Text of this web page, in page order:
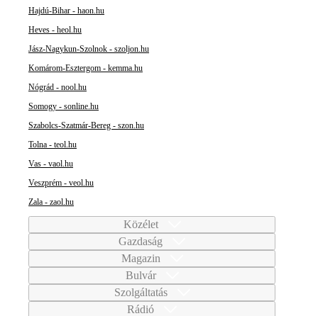
Hajdú-Bihar - haon.hu
Heves - heol.hu
Jász-Nagykun-Szolnok - szoljon.hu
Komárom-Esztergom - kemma.hu
Nógrád - nool.hu
Somogy - sonline.hu
Szabolcs-Szatmár-Bereg - szon.hu
Tolna - teol.hu
Vas - vaol.hu
Veszprém - veol.hu
Zala - zaol.hu
Közélet
Gazdaság
Magazin
Bulvár
Szolgáltatás
Rádió